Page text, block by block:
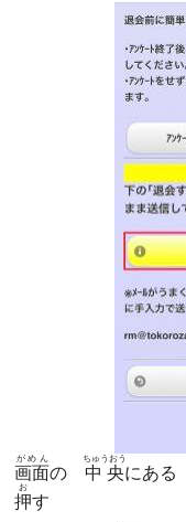
画面
がめん
の中央
ちゅうおう
にあ
押
お
す